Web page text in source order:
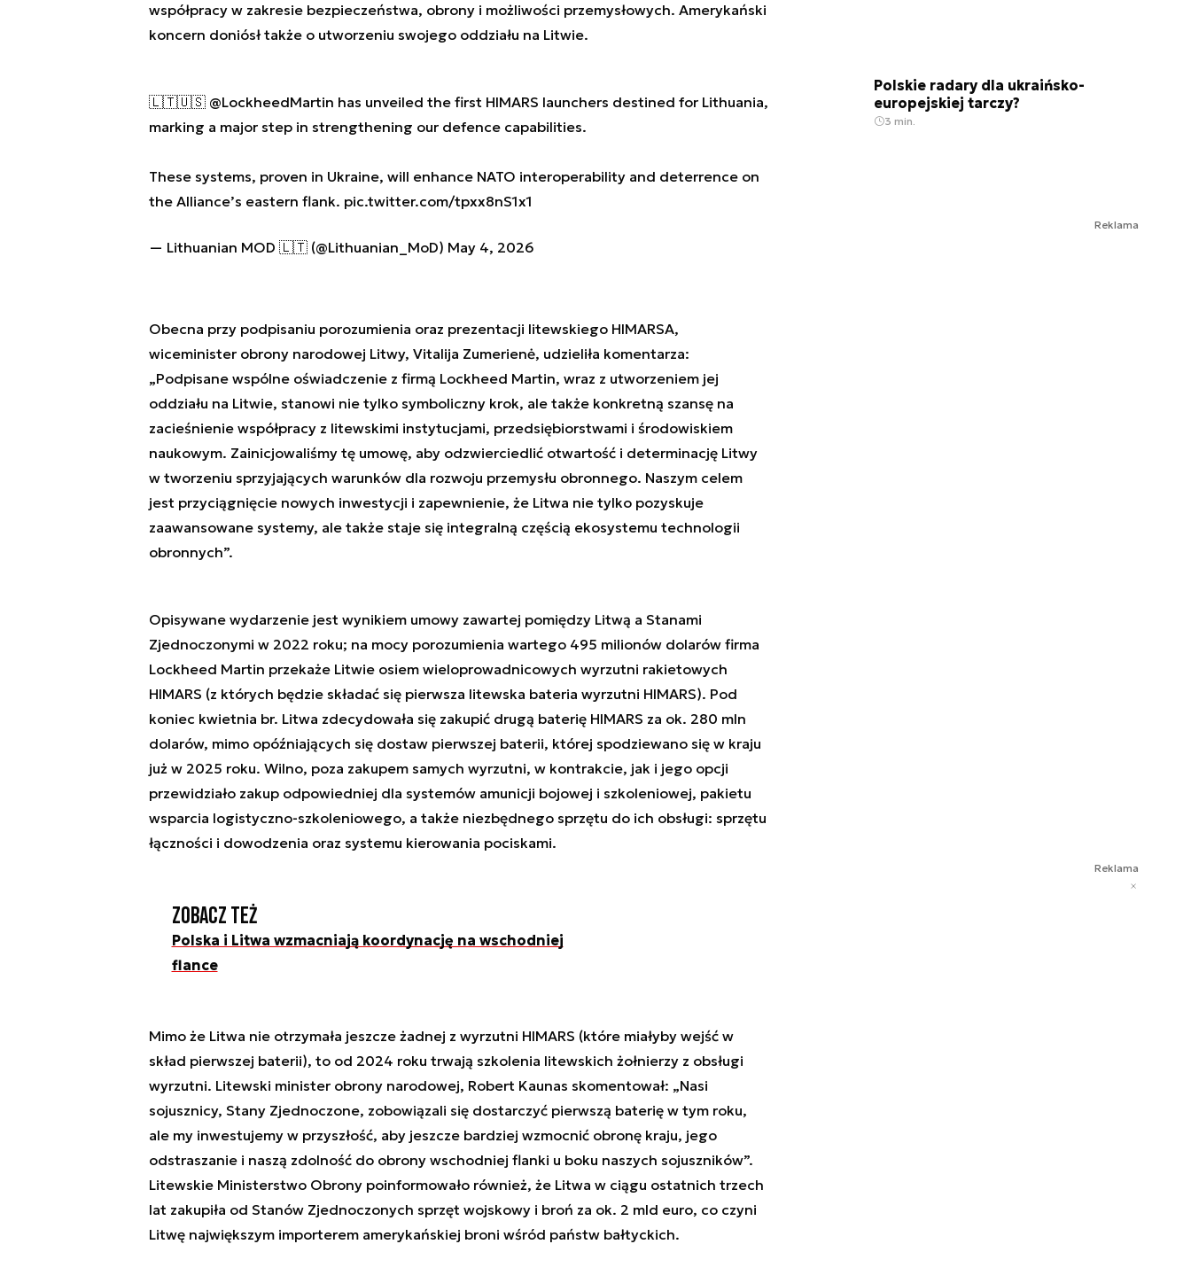
współpracy w zakresie bezpieczeństwa, obrony i możliwości przemysłowych. Amerykański
koncern doniósł także o utworzeniu swojego oddziału na Litwie.
🇱🇹🇺🇸 @LockheedMartin has unveiled the first HIMARS launchers destined for Lithuania,
marking a major step in strengthening our defence capabilities.
These systems, proven in Ukraine, will enhance NATO interoperability and deterrence on
the Alliance’s eastern flank. pic.twitter.com/tpxx8nS1x1
— Lithuanian MOD 🇱🇹 (@Lithuanian_MoD) May 4, 2026
Obecna przy podpisaniu porozumienia oraz prezentacji litewskiego HIMARSA,
wiceminister obrony narodowej Litwy, Vitalija Zumerienė, udzieliła komentarza:
„Podpisane wspólne oświadczenie z firmą Lockheed Martin, wraz z utworzeniem jej
oddziału na Litwie, stanowi nie tylko symboliczny krok, ale także konkretną szansę na
zacieśnienie współpracy z litewskimi instytucjami, przedsiębiorstwami i środowiskiem
naukowym. Zainicjowaliśmy tę umowę, aby odzwierciedlić otwartość i determinację Litwy
w tworzeniu sprzyjających warunków dla rozwoju przemysłu obronnego. Naszym celem
jest przyciągnięcie nowych inwestycji i zapewnienie, że Litwa nie tylko pozyskuje
zaawansowane systemy, ale także staje się integralną częścią ekosystemu technologii
obronnych”.
Opisywane wydarzenie jest wynikiem umowy zawartej pomiędzy Litwą a Stanami
Zjednoczonymi w 2022 roku; na mocy porozumienia wartego 495 milionów dolarów firma
Lockheed Martin przekaże Litwie osiem wieloprowadnicowych wyrzutni rakietowych
HIMARS (z których będzie składać się pierwsza litewska bateria wyrzutni HIMARS). Pod
koniec kwietnia br. Litwa zdecydowała się zakupić drugą baterię HIMARS za ok. 280 mln
dolarów, mimo opóźniających się dostaw pierwszej baterii, której spodziewano się w kraju
już w 2025 roku. Wilno, poza zakupem samych wyrzutni, w kontrakcie, jak i jego opcji
przewidziało zakup odpowiedniej dla systemów amunicji bojowej i szkoleniowej, pakietu
wsparcia logistyczno-szkoleniowego, a także niezbędnego sprzętu do ich obsługi: sprzętu
łączności i dowodzenia oraz systemu kierowania pociskami.
Zobacz też
Polska i Litwa wzmacniają koordynację na wschodniej
flance
Mimo że Litwa nie otrzymała jeszcze żadnej z wyrzutni HIMARS (które miałyby wejść w
skład pierwszej baterii), to od 2024 roku trwają szkolenia litewskich żołnierzy z obsługi
wyrzutni. Litewski minister obrony narodowej, Robert Kaunas skomentował: „Nasi
sojusznicy, Stany Zjednoczone, zobowiązali się dostarczyć pierwszą baterię w tym roku,
ale my inwestujemy w przyszłość, aby jeszcze bardziej wzmocnić obronę kraju, jego
odstraszanie i naszą zdolność do obrony wschodniej flanki u boku naszych sojuszników”.
Litewskie Ministerstwo Obrony poinformowało również, że Litwa w ciągu ostatnich trzech
lat zakupiła od Stanów Zjednoczonych sprzęt wojskowy i broń za ok. 2 mld euro, co czyni
Litwę największym importerem amerykańskiej broni wśród państw bałtyckich.
Polskie radary dla ukraińsko-
europejskiej tarczy?
3 min.
Reklama
Reklama